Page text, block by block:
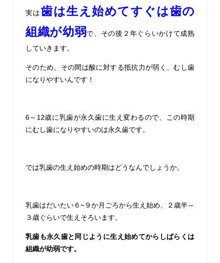
実は歯は生え始めてすぐは歯の
組織が幼弱で、その後２年ぐらいかけて成熟
していきます。
そのため、その間は酸に対する抵抗力が弱く、むし歯
になりやすいんです！
6～12歳に乳歯が永久歯に生え変わるので、この時期
にむし歯になりやすいのは永久歯です。
では乳歯の生え始めの時期はどうなんでしょうか。
乳歯はだいたい６~９か月ごろから生え始め、２歳半～
３歳ぐらいで生えそろいます。
乳歯も永久歯と同じように生え始めてからしばらくは
組織が幼弱です。